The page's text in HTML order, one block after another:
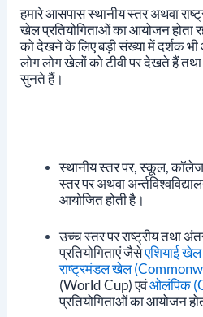
हमारे आसपास स्थानीय स्तर अथवा
खेल प्रतियोगिताओं का आयोजन होता
को देखने के लिए बड़ी संख्या में दर्शक
लोग लोग खेलों को टीवी पर देखते हैं
सुनते हैं।
स्थानीय स्तर पर, स्कूल,
स्तर पर अथवा
आयोजित होती है।
उच्च स्तर पर राष्ट्रीय तथा
प्रतियोगिताएं जैसेएशियाई
राष्ट्रमंडल खेल
(World Cup) एवंओलंपिक
प्रतियोगिताओं का आयोजन